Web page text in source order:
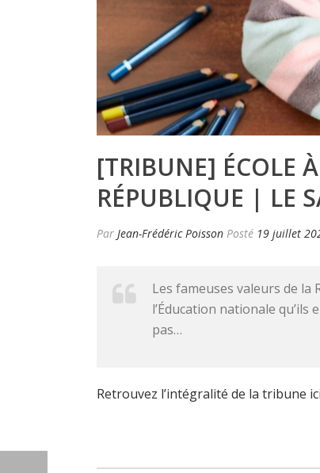
[TRIBUNE] ÉCOLE
RÉPUBLIQUE | LE
Par Jean-Frédéric Poisson Posté 19 juillet
Les fameuses valeurs de
l’Éducation nationale
pas…
Retrouvez l’intégralité de la tribune ici